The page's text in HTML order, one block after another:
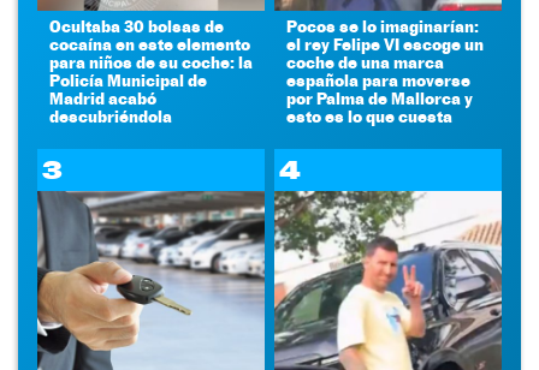
Ocultaba 30 bolsas de
cocaína en este elemento
para niños de su coche: la
Policía Municipal de
Madrid acabó
descubriéndola
Pocos se lo imaginarían:
el rey Felipe VI escoge un
coche de una marca
española para moverse
por Palma de Mallorca y
esto es lo que cuesta
3 4